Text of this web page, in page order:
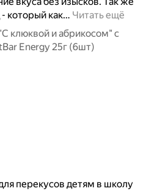
который как… Читать ещё
клюквой и абрикосом" с
Energy 25г (6шт)
перекусов детям в школу